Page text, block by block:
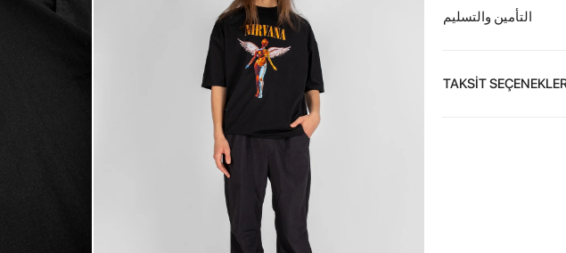
التأمين والتسليم
TAKSİT